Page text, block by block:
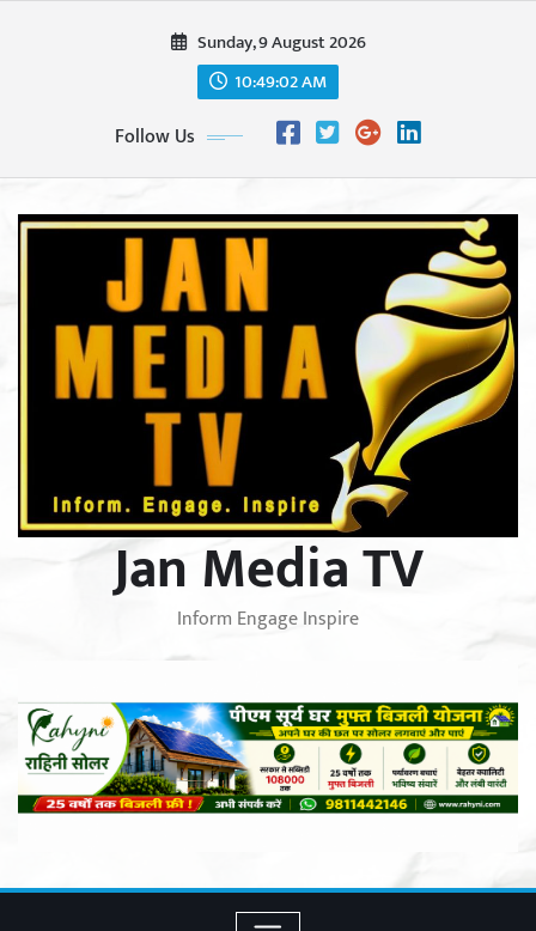
Sunday, 9 August 2026
10:49:04 AM
Follow Us
Jan Media TV
Inform Engage Inspire